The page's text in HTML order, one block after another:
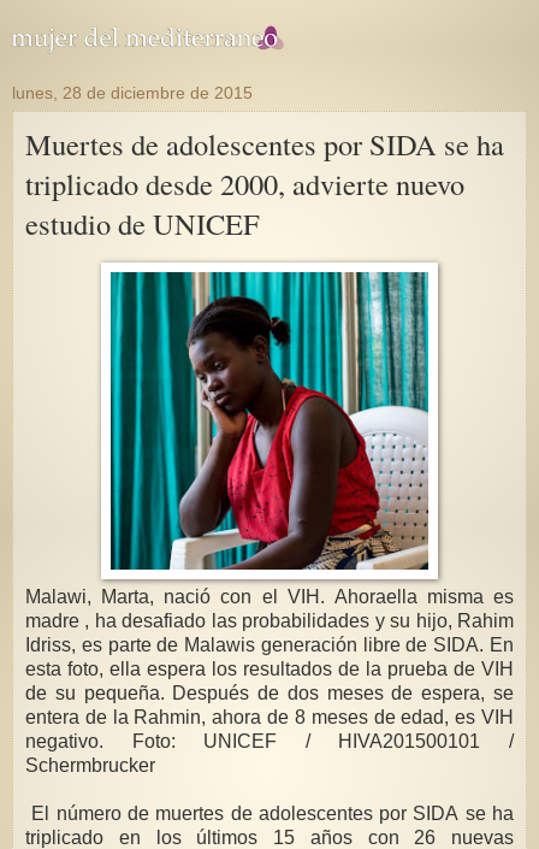
lunes, 28 de diciembre de 2015
Muertes de adolescentes por SIDA se ha
triplicado desde 2000, advierte nuevo
estudio de UNICEF
Malawi, Marta, nació con el VIH. Ahoraella misma es
madre , ha desafiado las probabilidades y su hijo, Rahim
Idriss, es parte de Malawis generación libre de SIDA. En
esta foto, ella espera los resultados de la prueba de VIH
de su pequeña. Después de dos meses de espera, se
entera de la Rahmin, ahora de 8 meses de edad, es VIH
negativo. Foto: UNICEF / HIVA201500101 /
Schermbrucker
El número de muertes de adolescentes por SIDA se ha
triplicado en los últimos 15 años con 26 nuevas